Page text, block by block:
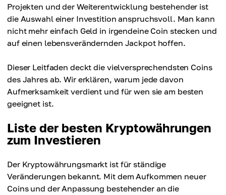
Projekten und der Weiterentwicklung bestehender ist
die Auswahl einer Investition anspruchsvoll. Man kann
nicht mehr einfach Geld in irgendeine Coin stecken und
auf einen lebensverändernden Jackpot hoffen.
Dieser Leitfaden deckt die vielversprechendsten Coins
des Jahres ab. Wir erklären, warum jede davon
Aufmerksamkeit verdient und für wen sie am besten
geeignet ist.
Liste der besten Kryptowährungen
zum Investieren
Der Kryptowährungsmarkt ist für ständige
Veränderungen bekannt. Mit dem Aufkommen neuer
Coins und der Anpassung bestehender an die